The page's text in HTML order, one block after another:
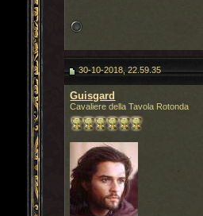
30-10-2018, 22.59.35
Guisgard
Cavaliere della Tavola Rotonda